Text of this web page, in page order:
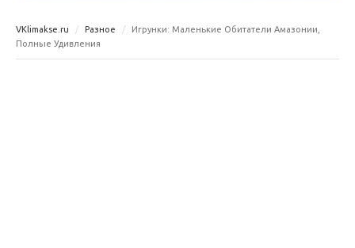
VKlimakse.ru Разное
Игрунки: Маленькие Обитатели Амазонии,
Полные Удивления